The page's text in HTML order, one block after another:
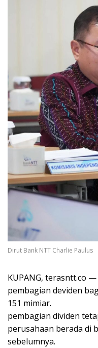
Dirut Bank NTT Charlie Paulus
KUPANG, terasntt.co
pembagian deviden
151 mimiar.
pembagian dividen
perusahaan berada di
sebelumnya.